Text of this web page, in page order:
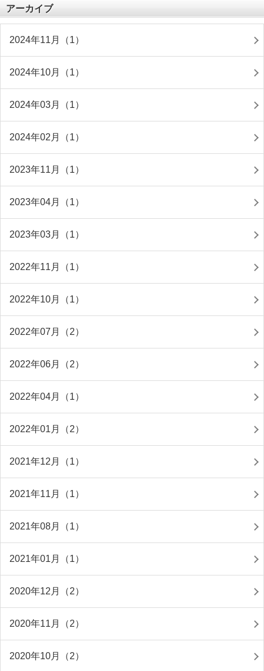
アーカイブ
2024年11月（1）
2024年10月（1）
2024年03月（1）
2024年02月（1）
2023年11月（1）
2023年04月（1）
2023年03月（1）
2022年11月（1）
2022年10月（1）
2022年07月（2）
2022年06月（2）
2022年04月（1）
2022年01月（2）
2021年12月（1）
2021年11月（1）
2021年08月（1）
2021年01月（1）
2020年12月（2）
2020年11月（2）
2020年10月（2）